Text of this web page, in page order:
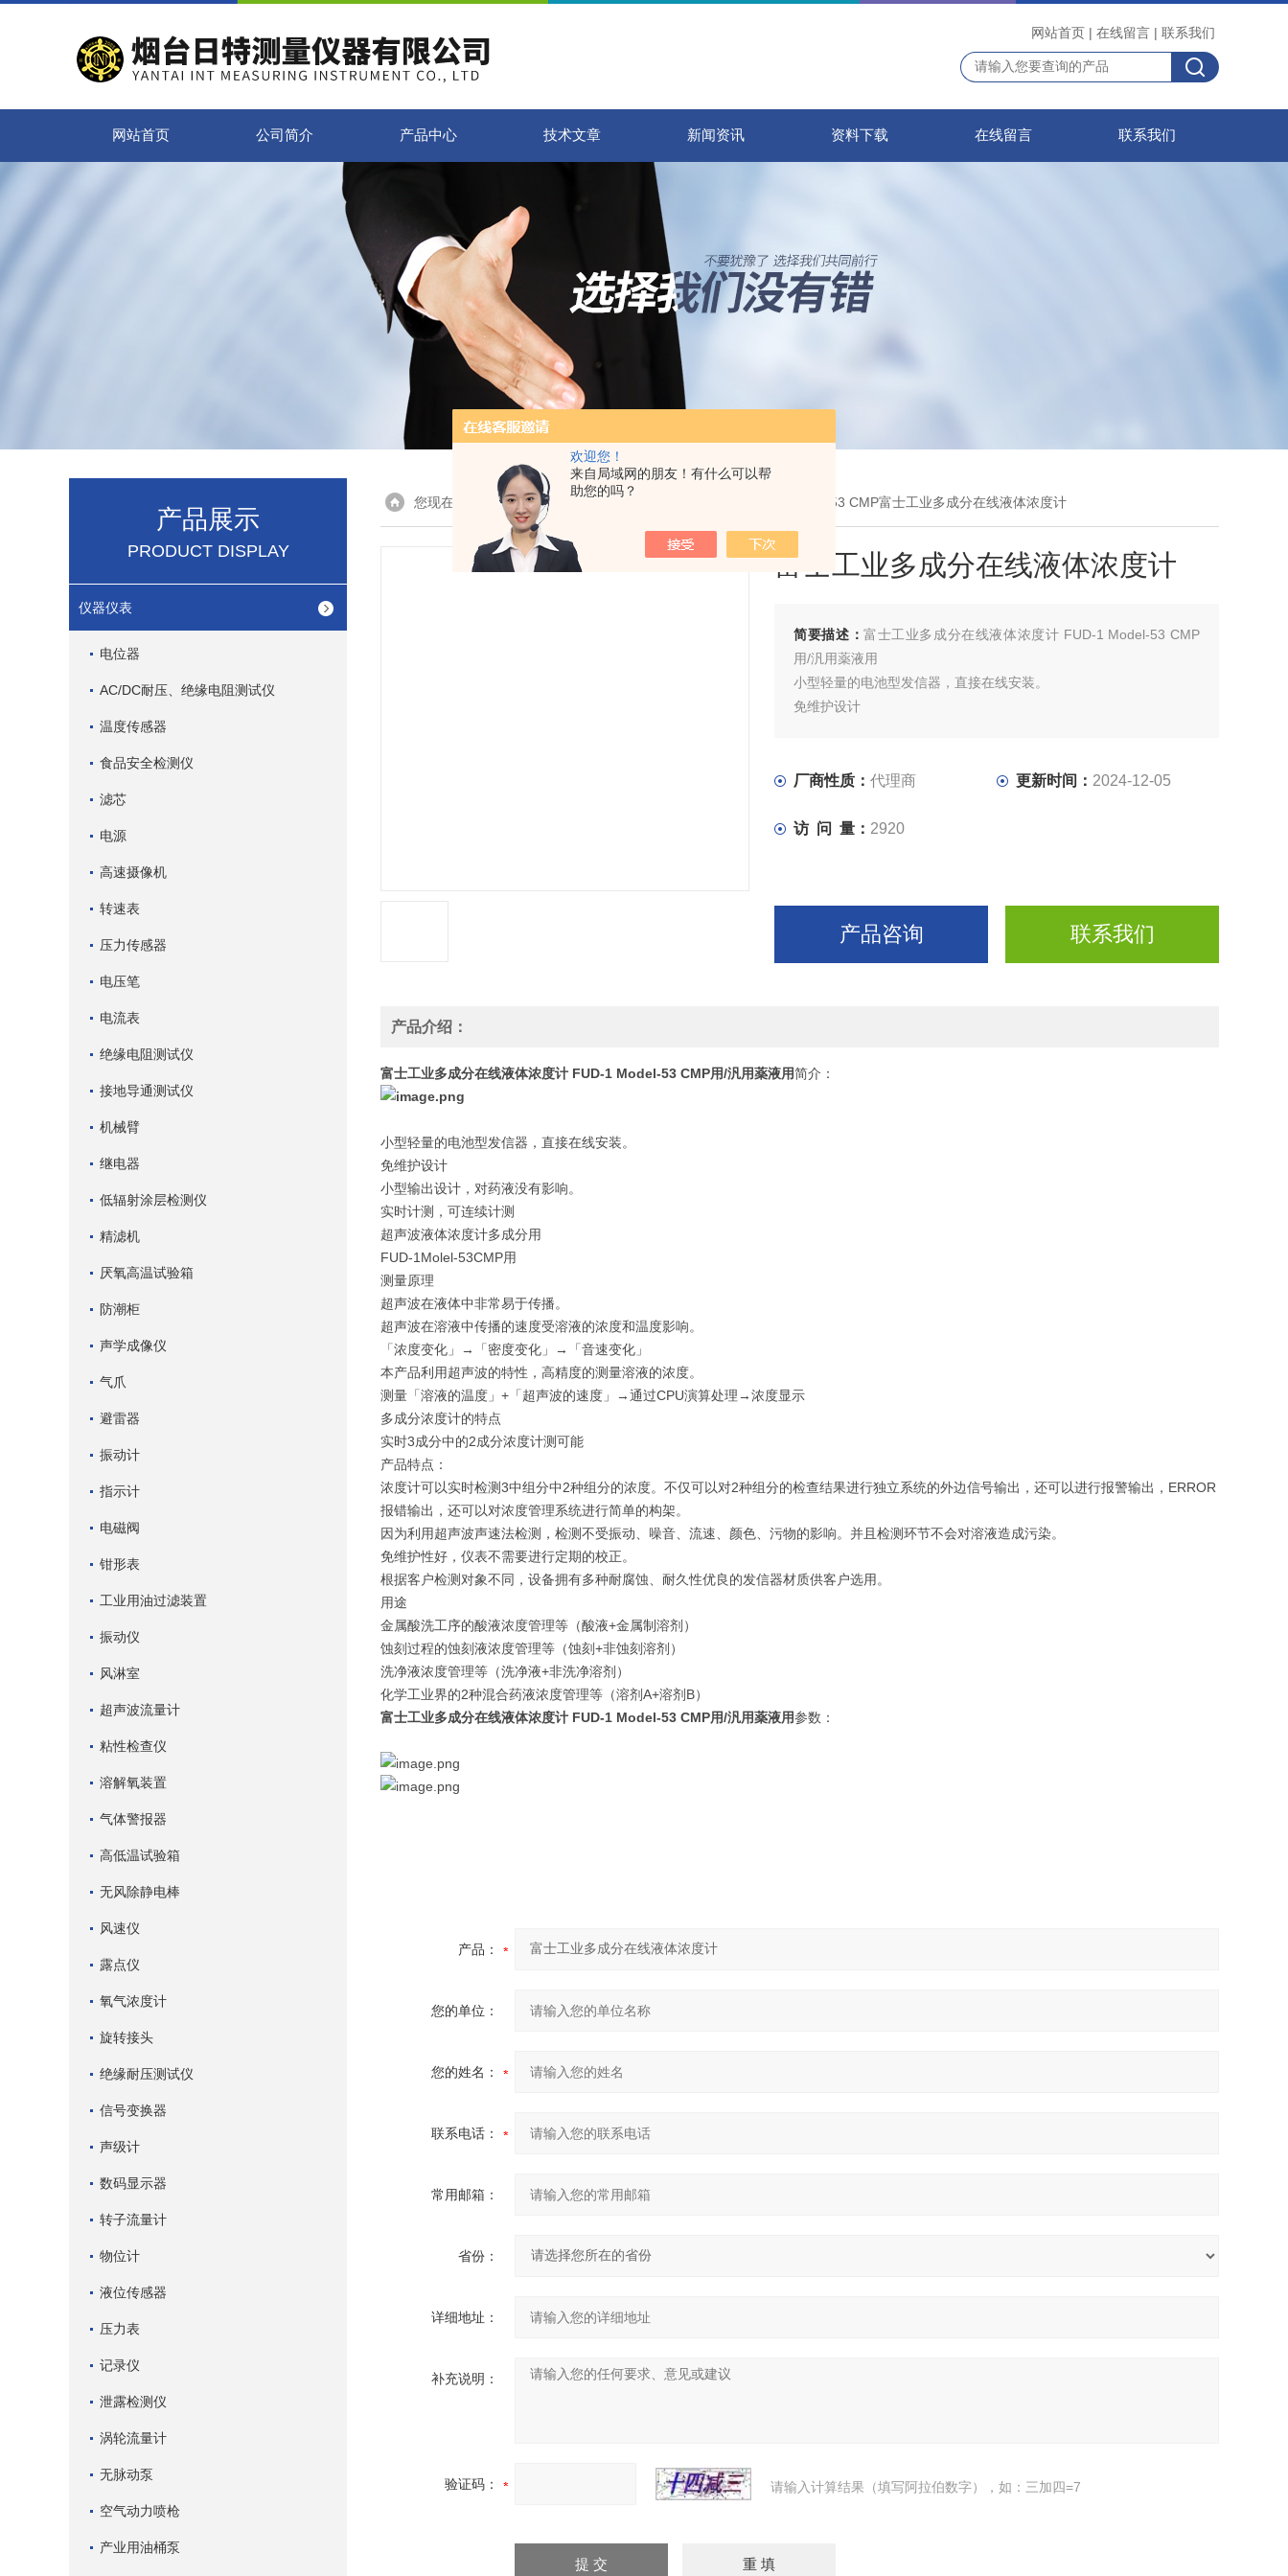
欢迎您！
来自局域网的朋友！有什么可以帮
助您的吗？
网站首页 | 在线留言 | 联系我们
网站首页 公司简介 产品中心 技术文章 新闻资讯 资料下载 在线留言 联系我们
产品展示
PRODUCT DISPLAY
仪器仪表
电位器
AC/DC耐压、绝缘电阻测试仪
温度传感器
食品安全检测仪
滤芯
电源
高速摄像机
转速表
压力传感器
电压笔
电流表
绝缘电阻测试仪
接地导通测试仪
机械臂
继电器
低辐射涂层检测仪
精滤机
厌氧高温试验箱
防潮柜
声学成像仪
气爪
避雷器
振动计
指示计
电磁阀
钳形表
工业用油过滤装置
振动仪
风淋室
超声波流量计
粘性检查仪
溶解氧装置
气体警报器
高低温试验箱
无风除静电棒
风速仪
露点仪
氧气浓度计
旋转接头
绝缘耐压测试仪
信号变换器
声级计
数码显示器
转子流量计
物位计
液位传感器
压力表
记录仪
泄露检测仪
涡轮流量计
无脉动泵
空气动力喷枪
产业用油桶泵
您现在的位置：首页> 产品展示 > 仪器仪表 > FUD-1 Model-53 CMP富士工业多成分在线液体浓度计
富士工业多成分在线液体浓度计
简要描述：富士工业多成分在线液体浓度计 FUD-1 Model-53 CMP
用/汎用薬液用
小型轻量的电池型发信器，直接在线安装。
免维护设计
厂商性质：代理商 更新时间： 2024-12-05
访 问 量： 2920
产品咨询 联系我们
产品介绍：
富士工业多成分在线液体浓度计 FUD-1 Model-53 CMP用/汎用薬液用简介：
小型轻量的电池型发信器，直接在线安装。
免维护设计
小型输出设计，对药液没有影响。
实时计测，可连续计测
超声波液体浓度计多成分用
FUD-1Molel-53CMP用
测量原理
超声波在液体中非常易于传播。
超声波在溶液中传播的速度受溶液的浓度和温度影响。
「浓度变化」→「密度变化」→「音速变化」
本产品利用超声波的特性，高精度的测量溶液的浓度。
测量「溶液的温度」+「超声波的速度」→通过CPU演算处理→浓度显示
多成分浓度计的特点
实时3成分中的2成分浓度计测可能
产品特点：
浓度计可以实时检测3中组分中2种组分的浓度。不仅可以对2种组分的检查结果进行独立系统的外边信号输出，还可以进行报警输出，ERROR
报错输出，还可以对浓度管理系统进行简单的构架。
因为利用超声波声速法检测，检测不受振动、噪音、流速、颜色、污物的影响。并且检测环节不会对溶液造成污染。
免维护性好，仪表不需要进行定期的校正。
根据客户检测对象不同，设备拥有多种耐腐蚀、耐久性优良的发信器材质供客户选用。
用途
金属酸洗工序的酸液浓度管理等（酸液+金属制溶剂）
蚀刻过程的蚀刻液浓度管理等（蚀刻+非蚀刻溶剂）
洗净液浓度管理等（洗净液+非洗净溶剂）
化学工业界的2种混合药液浓度管理等（溶剂A+溶剂B）
富士工业多成分在线液体浓度计 FUD-1 Model-53 CMP用/汎用薬液用参数：
产品：
您的单位：
您的姓名：
联系电话：
常用邮箱：
省份：
详细地址：
补充说明：
验证码： 请输入计算结果（填写阿拉伯数字），如：三加四=7